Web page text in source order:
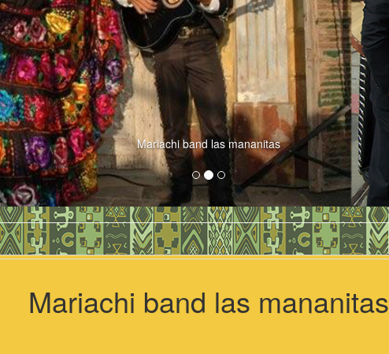
Mariachi band las mananitas
Mariachi band las mananitas